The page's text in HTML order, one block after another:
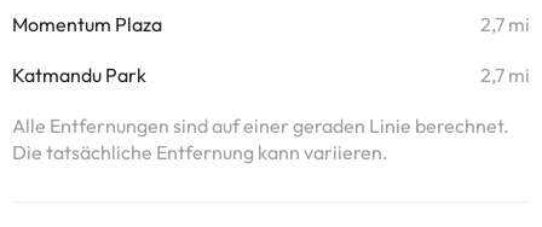
Momentum Plaza 2,7 mi
Katmandu Park 2,7 mi
Alle Entfernungen sind auf einer geraden Linie berechnet.
Die tatsächliche Entfernung kann variieren.